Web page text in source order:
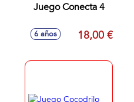
Juego Conecta 4
6 años 18,00 €